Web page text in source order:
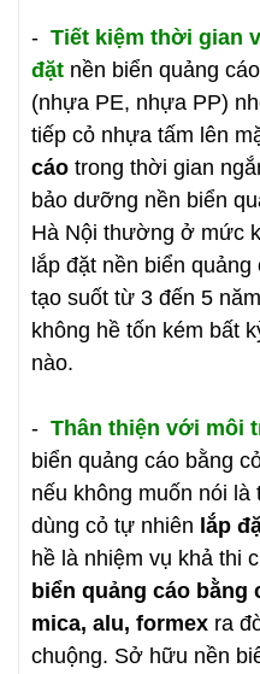
- Tiết kiệm thời gian
đặt nền biển quảng
(nhựa PE, nhựa PP)
tiếp cỏ nhựa tấm lên
cáo trong thời gian
bảo dưỡng nền biển
Hà Nội thường ở mức
lắp đặt nền biển
tạo suốt từ 3 đến 5
không hề tốn kém bất
nào.
- Thân thiện với môi
biển quảng cáo bằng
nếu không muốn nói
dùng cỏ tự nhiên lắp
hề là nhiệm vụ khả thi
biển quảng cáo bằng
mica, alu, formex ra
chuộng. Sở hữu nền